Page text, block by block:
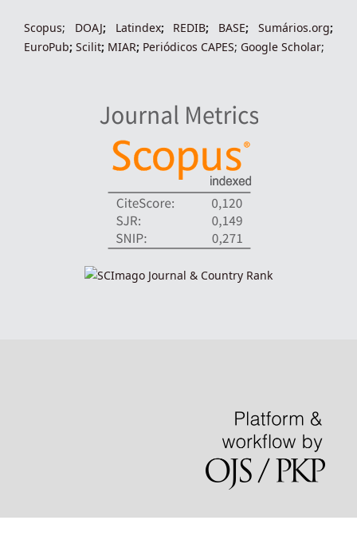
Scopus; DOAJ; Latindex; REDIB; BASE;Sumários.org;
EuroPub; Scilit; MIAR; Periódicos CAPES; Google Scholar;
indexadores-fronteiras